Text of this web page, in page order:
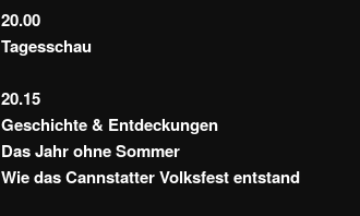
20.00
Tagesschau
20.15
Geschichte & Entdeckungen
Das Jahr ohne Sommer
Wie das Cannstatter Volksfest entstand